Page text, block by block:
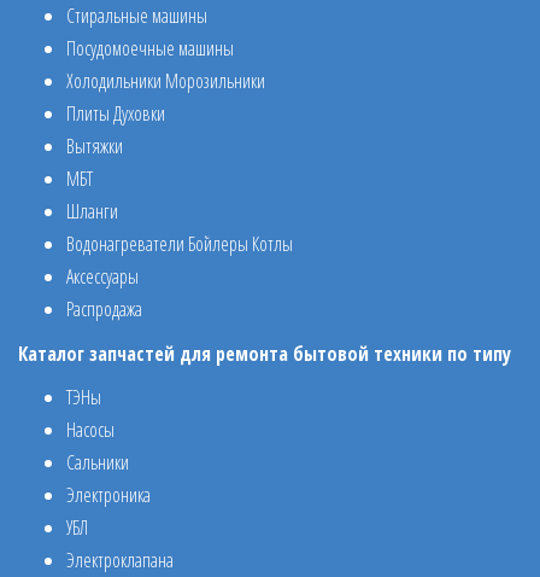
Стиральные машины
Посудомоечные машины
Холодильники Морозильники
Плиты Духовки
Вытяжки
МБТ
Шланги
Водонагреватели Бойлеры Котлы
Аксессуары
Распродажа
Каталог запчастей для ремонта бытовой техники по типу
ТЭНы
Насосы
Сальники
Электроника
УБЛ
Электроклапана